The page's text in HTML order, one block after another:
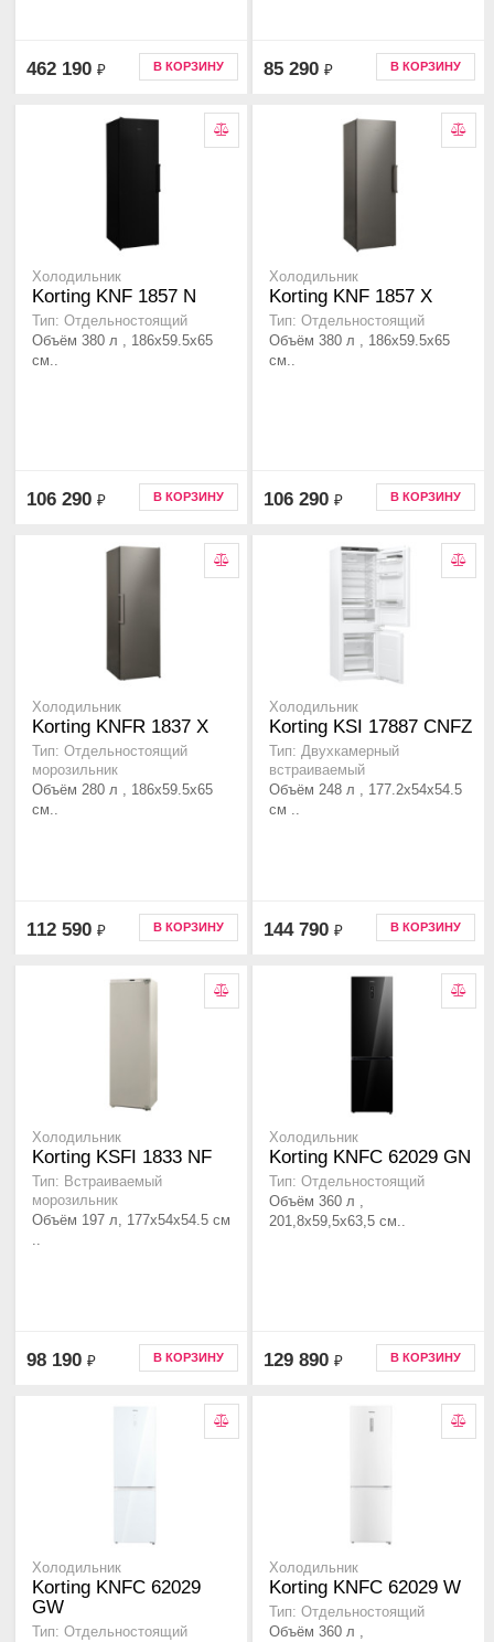
462 190 ₽ В КОРЗИНУ 85 290 ₽ В КОРЗИНУ
Холодильник
Korting KNF 1857 N
Тип: Отдельностоящий
Объём 380 л , 186х59.5х65
см..
106 290 ₽ В КОРЗИНУ
Холодильник
Korting KNF 1857 X
Тип: Отдельностоящий
Объём 380 л , 186х59.5х65
см..
106 290 ₽ В КОРЗИНУ
Холодильник
Korting KNFR 1837 X
Тип: Отдельностоящий
морозильник
Объём 280 л , 186х59.5х65
см..
112 590 ₽ В КОРЗИНУ
Холодильник
Korting KSI 17887 CNFZ
Тип: Двухкамерный
встраиваемый
Объём 248 л , 177.2х54х54.5
см ..
144 790 ₽ В КОРЗИНУ
Холодильник
Korting KSFI 1833 NF
Тип: Встраиваемый
морозильник
Объём 197 л, 177x54x54.5 см
..
98 190 ₽ В КОРЗИНУ
Холодильник
Korting KNFC 62029 GN
Тип: Отдельностоящий
Объём 360 л ,
201,8х59,5х63,5 см..
129 890 ₽ В КОРЗИНУ
Холодильник
Korting KNFC 62029
GW
Тип: Отдельностоящий
Холодильник
Korting KNFC 62029 W
Тип: Отдельностоящий
Объём 360 л ,